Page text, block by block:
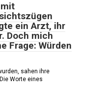
ein Arzt, ihr
Doch mich
Frage: Würden
sahen ihre
Worte eines